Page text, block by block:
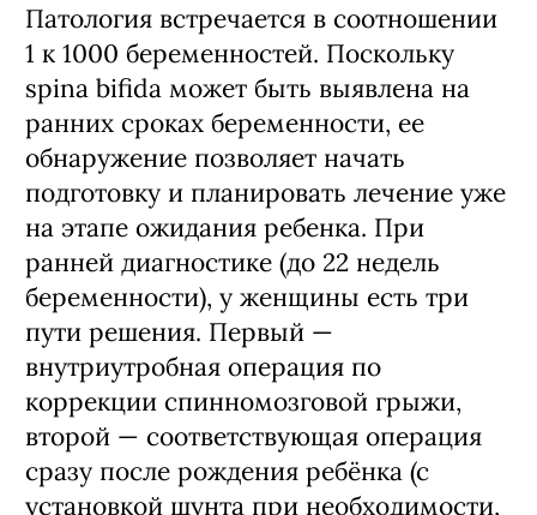
Патология встречается в соотношении
1 к 1000 беременностей. Поскольку
spina bifida может быть выявлена на
ранних сроках беременности, ее
обнаружение позволяет начать
подготовку и планировать лечение уже
на этапе ожидания ребенка. При
ранней диагностике (до 22 недель
беременности), у женщины есть три
пути решения. Первый —
внутриутробная операция по
коррекции спинномозговой грыжи,
второй — соответствующая операция
сразу после рождения ребёнка (с
установкой шунта при необходимости,